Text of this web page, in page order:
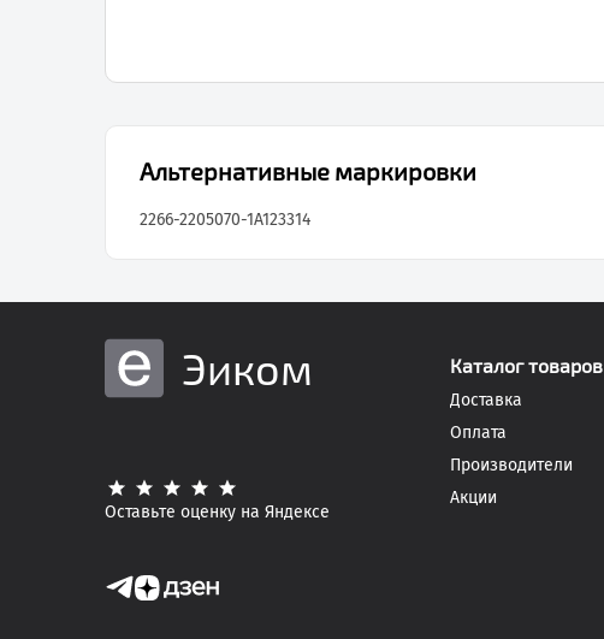
Альтернативные маркировки
2266-2205070-1A123314
Эиком
Оставьте оценку на Яндексе
Каталог товаров
Доставка
Оплата
Производители
Акции